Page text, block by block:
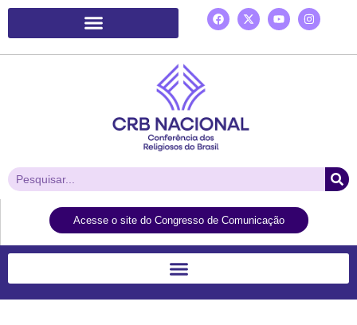
Acesse o site do Congresso de Comunicação